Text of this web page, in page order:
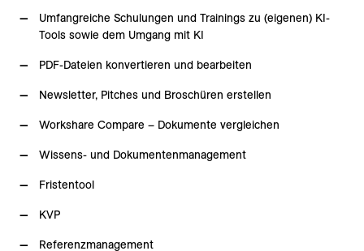
Umfangreiche Schulungen und Trainings zu (eigenen) KI-
Tools sowie dem Umgang mit KI
PDF-Dateien konvertieren und bearbeiten
Newsletter, Pitches und Broschüren erstellen
Workshare Compare – Dokumente vergleichen
Wissens- und Dokumentenmanagement
Fristentool
KVP
Referenzmanagement